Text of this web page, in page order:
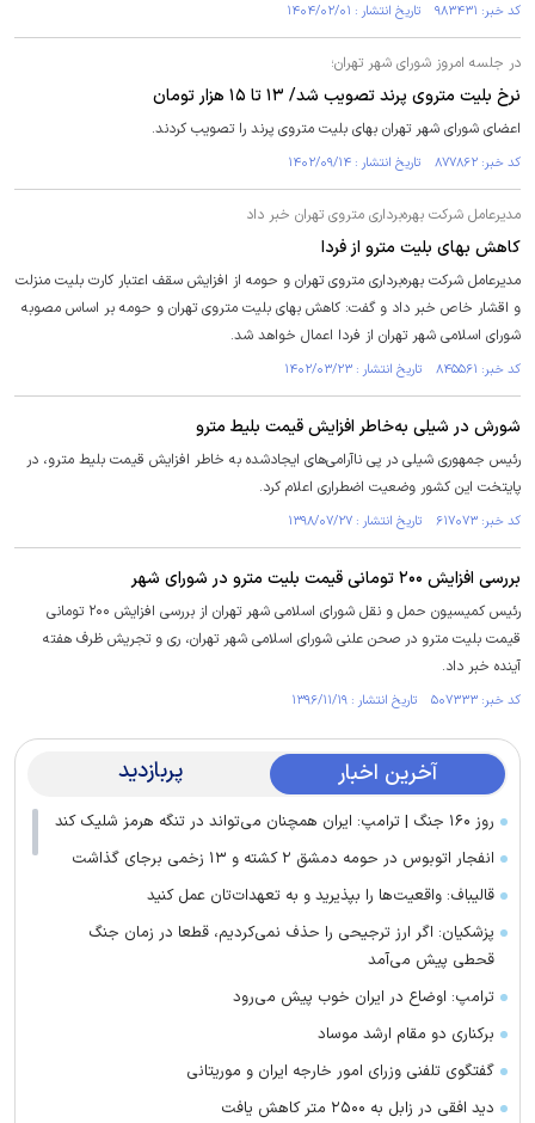
کد خبر: ۹۸۳۴۳۱ تاریخ انتشار : ۱۴۰۴/۰۲/۰۱
در جلسه امروز شورای شهر تهران؛
نرخ بلیت متروی پرند تصویب شد/ ۱۳ تا ۱۵ هزار تومان
اعضای شورای شهر تهران بهای بلیت متروی پرند را تصویب کردند.
کد خبر: ۸۷۷۸۶۲ تاریخ انتشار : ۱۴۰۲/۰۹/۱۴
مدیرعامل شرکت بهره‌برداری متروی تهران خبر داد
کاهش بهای بلیت مترو از فردا
مدیرعامل شرکت بهره‌برداری متروی تهران و حومه از افزایش سقف اعتبار کارت بلیت منزلت
و اقشار خاص خبر داد و گفت: کاهش بهای بلیت متروی تهران و حومه بر اساس مصوبه
شورای اسلامی شهر تهران از فردا اعمال خواهد شد.
کد خبر: ۸۴۵۵۶۱ تاریخ انتشار : ۱۴۰۲/۰۳/۲۳
شورش در شیلی به‌خاطر افزایش قیمت بلیط مترو
رئیس جمهوری شیلی در پی ناآرامی‌های ایجادشده به خاطر افزایش قیمت بلیط مترو، در
پایتخت این کشور وضعیت اضطراری اعلام کرد.
کد خبر: ۶۱۷۰۷۳ تاریخ انتشار : ۱۳۹۸/۰۷/۲۷
بررسی افزایش ۲۰۰ تومانی قیمت بلیت مترو در شورای شهر
رئیس کمیسیون حمل و نقل شورای اسلامی شهر تهران از بررسی افزایش ۲۰۰ تومانی
قیمت بلیت مترو در صحن علنی شورای اسلامی شهر تهران، ری و تجریش ظرف هفته
آینده خبر داد.
کد خبر: ۵۰۷۳۳۳ تاریخ انتشار : ۱۳۹۶/۱۱/۱۹
آخرین اخبار پربازدید
روز ۱۶۰ جنگ | ترامپ: ایران همچنان می‌تواند در تنگه هرمز شلیک کند
انفجار اتوبوس در حومه دمشق ۲ کشته و ۱۳ زخمی برجای گذاشت
قالیباف: واقعیت‌ها را بپذیرید و به تعهدات‌تان عمل کنید
پزشکیان: اگر ارز ترجیحی را حذف نمی‌کردیم، قطعا در زمان جنگ
قحطی پیش می‌آمد
ترامپ: اوضاع در ایران خوب پیش می‌رود
برکناری دو مقام ارشد موساد
گفتگوی تلفنی وزرای امور خارجه ایران و موریتانی
دید افقی در زابل به ۲۵۰۰ متر کاهش یافت